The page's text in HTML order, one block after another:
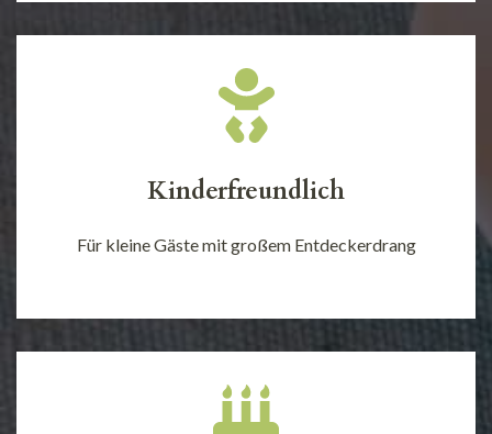
Kinderfreundlich
Für kleine Gäste mit großem Entdeckerdrang